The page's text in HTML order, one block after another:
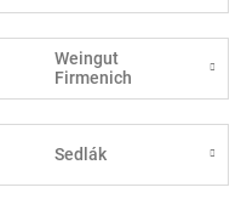
Weingut
Firmenich
Sedlák